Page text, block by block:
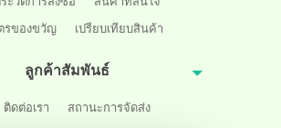
รของขวัญ
เปรียบเทียบสินค้า
ลูกค้าสัมพันธ์
ติดต่อเรา สถานะการจัดส่ง